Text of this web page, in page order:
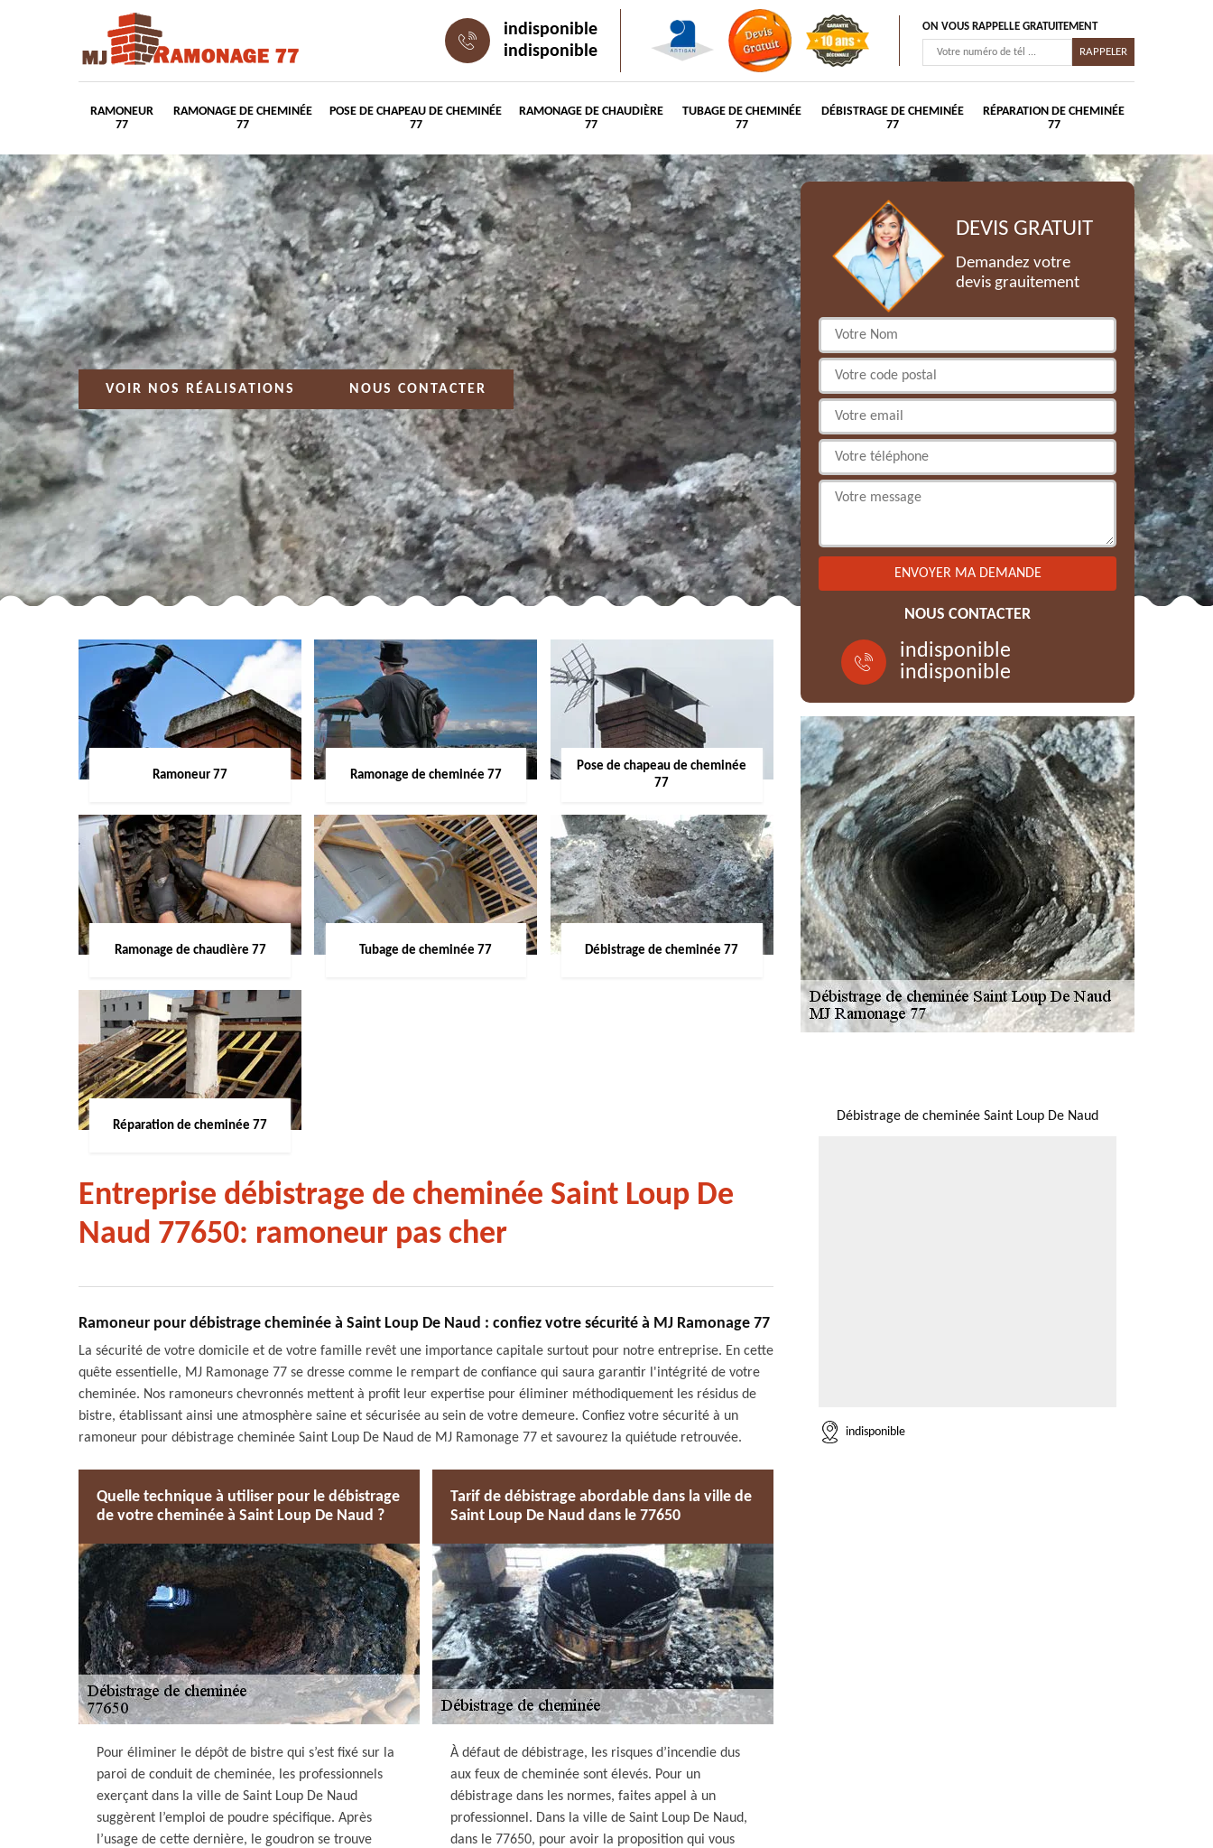
indisponible
indisponible
ON VOUS RAPPELLE GRATUITEMENT
RAMONEUR
77
RAMONAGE DE CHEMINÉE
77
POSE DE CHAPEAU DE CHEMINÉE
77
RAMONAGE DE CHAUDIÈRE
77
TUBAGE DE CHEMINÉE
77
DÉBISTRAGE DE CHEMINÉE
77
RÉPARATION DE CHEMINÉE
77
VOIR NOS RÉALISATIONS NOUS CONTACTER
Ramoneur 77 Ramonage de cheminée 77
Pose de chapeau de cheminée
77
Ramonage de chaudière 77 Tubage de cheminée 77 Débistrage de cheminée 77
Réparation de cheminée 77
Entreprise débistrage de cheminée Saint Loup De
Naud 77650: ramoneur pas cher
Ramoneur pour débistrage cheminée à Saint Loup De Naud : confiez votre sécurité à MJ Ramonage 77
La sécurité de votre domicile et de votre famille revêt une importance capitale surtout pour notre entreprise. En cette
quête essentielle, MJ Ramonage 77 se dresse comme le rempart de confiance qui saura garantir l'intégrité de votre
cheminée. Nos ramoneurs chevronnés mettent à profit leur expertise pour éliminer méthodiquement les résidus de
bistre, établissant ainsi une atmosphère saine et sécurisée au sein de votre demeure. Confiez votre sécurité à un
ramoneur pour débistrage cheminée Saint Loup De Naud de MJ Ramonage 77 et savourez la quiétude retrouvée.
Quelle technique à utiliser pour le débistrage
de votre cheminée à Saint Loup De Naud ?
Pour éliminer le dépôt de bistre qui s’est fixé sur la
paroi de conduit de cheminée, les professionnels
exerçant dans la ville de Saint Loup De Naud
suggèrent l’emploi de poudre spécifique. Après
l’usage de cette dernière, le goudron se trouve
Tarif de débistrage abordable dans la ville de
Saint Loup De Naud dans le 77650
À défaut de débistrage, les risques d’incendie dus
aux feux de cheminée sont élevés. Pour un
débistrage dans les normes, faites appel à un
professionnel. Dans la ville de Saint Loup De Naud,
dans le 77650, pour avoir la proposition qui vous
DEVIS GRATUIT
Demandez votre
devis grauitement
NOUS CONTACTER
indisponible
indisponible
Débistrage de cheminée Saint Loup De Naud
indisponible